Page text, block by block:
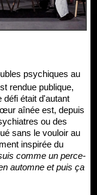
psychiques au
rendue publique,
défi était d'autant
aînée est, depuis
ou des
sans le vouloir au
inspirée du
comme un perce-
automne et puis ça